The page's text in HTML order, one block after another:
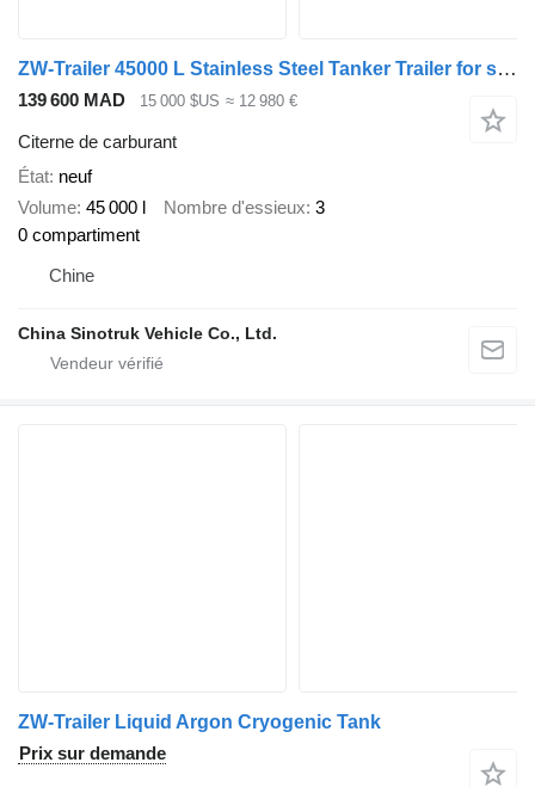
ZW-Trailer 45000 L Stainless Steel Tanker Trailer for sale
139 600 MAD 15 000 $US ≈ 12 980 €
Citerne de carburant
État neuf
Volume 45 000 l Nombre d'essieux 3
0 compartiment
Chine
China Sinotruk Vehicle Co., Ltd.
ZW-Trailer Liquid Argon Cryogenic Tank
Prix sur demande